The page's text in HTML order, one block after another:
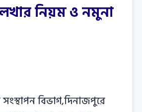
নিয়ম ও নমুনা
বিভাগ,দিনাজপুরে